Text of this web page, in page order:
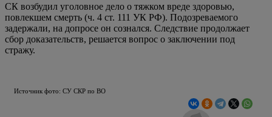
СК возбудил уголовное дело о тяжком вреде здоровью,
повлекшем смерть (ч. 4 ст. 111 УК РФ). Подозреваемого
задержали, на допросе он сознался. Следствие продолжает
сбор доказательств, решается вопрос о заключении под
стражу.
Источник фото: СУ СКР по ВО